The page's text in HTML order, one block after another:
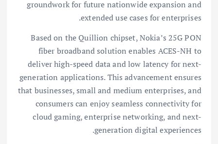
groundwork for future nationwide expansion and
extended use cases for enterprises.
Based on the Quillion chipset, Nokia’s 25G PON
fiber broadband solution enables ACES-NH to
deliver high-speed data and low latency for next-
generation applications. This advancement ensures
that businesses, small and medium enterprises, and
consumers can enjoy seamless connectivity for
cloud gaming, enterprise networking, and next-
generation digital experiences.